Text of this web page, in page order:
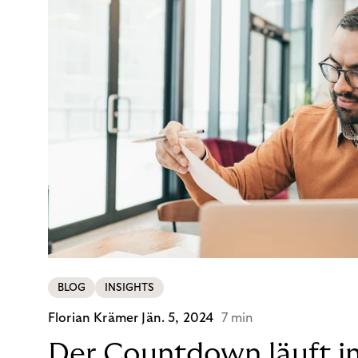
BLOG INSIGHTS
Florian Krämer Jän. 5, 2024 7 min